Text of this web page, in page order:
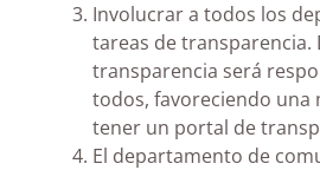
Involucrar a todos los
tareas de transparencia.
transparencia será
todos, favoreciendo una
tener un portal de
El departamento de